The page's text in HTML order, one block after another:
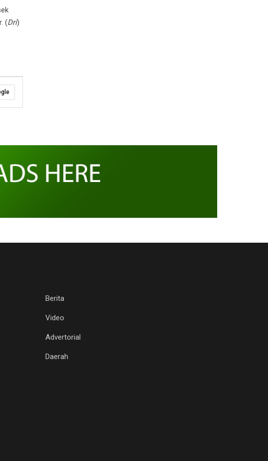
(Dri)
Berita
Video
Advertorial
Daerah